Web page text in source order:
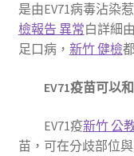
是由EV71病毒沾染
檢報告 異常白詳細
足口病， 新竹 健檢
EV71疫苗可以
EV71疫新竹 公
苗，可在分歧部位